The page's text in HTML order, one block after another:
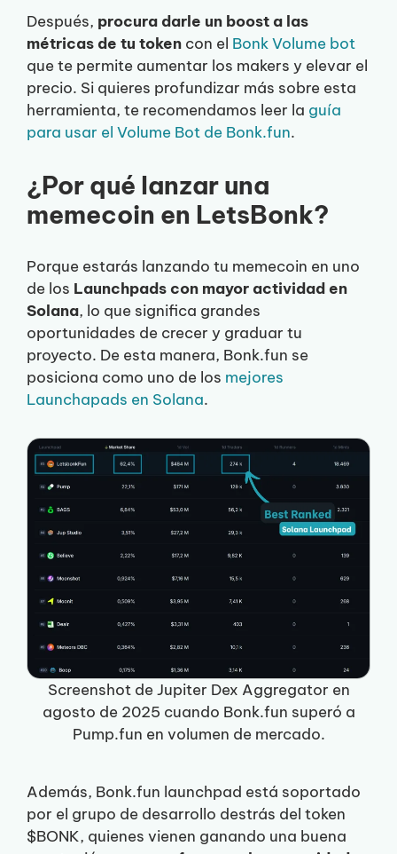
Después, procura darle un boost a las
métricas de tu token con el Bonk Volume bot
que te permite aumentar los makers y elevar el
precio. Si quieres profundizar más sobre esta
herramienta, te recomendamos leer la guía
para usar el Volume Bot de Bonk.fun.
¿Por qué lanzar una
memecoin en LetsBonk?
Porque estarás lanzando tu memecoin en uno
de los Launchpads con mayor actividad en
Solana, lo que significa grandes
oportunidades de crecer y graduar tu
proyecto. De esta manera, Bonk.fun se
posiciona como uno de los mejores
Launchapads en Solana.
Screenshot de Jupiter Dex Aggregator en
agosto de 2025 cuando Bonk.fun superó a
Pump.fun en volumen de mercado.
Además, Bonk.fun launchpad está soportado
por el grupo de desarrollo destrás del token
$BONK, quienes vienen ganando una buena